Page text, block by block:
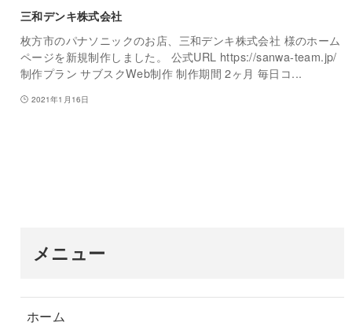
三和デンキ株式会社
枚方市のパナソニックのお店、三和デンキ株式会社 様のホーム
ページを新規制作しました。 公式URL https://sanwa-team.jp/
制作プラン サブスクWeb制作 制作期間 2ヶ月 毎日コ...
2021年1月16日
メニュー
ホーム